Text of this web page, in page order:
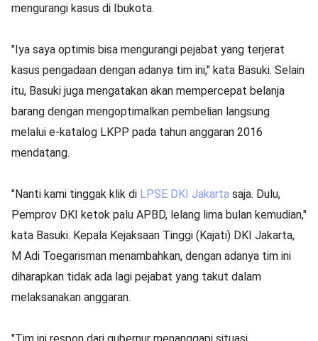
mengurangi kasus di Ibukota.
"Iya saya optimis bisa mengurangi pejabat yang terjerat
kasus pengadaan dengan adanya tim ini," kata Basuki. Selain
itu, Basuki juga mengatakan akan mempercepat belanja
barang dengan mengoptimalkan pembelian langsung
melalui e-katalog LKPP pada tahun anggaran 2016
mendatang.
"Nanti kami tinggak klik di LPSE DKI Jakarta saja. Dulu,
Pemprov DKI ketok palu APBD, lelang lima bulan kemudian,"
kata Basuki. Kepala Kejaksaan Tinggi (Kajati) DKI Jakarta,
M Adi Toegarisman menambahkan, dengan adanya tim ini
diharapkan tidak ada lagi pejabat yang takut dalam
melaksanakan anggaran.